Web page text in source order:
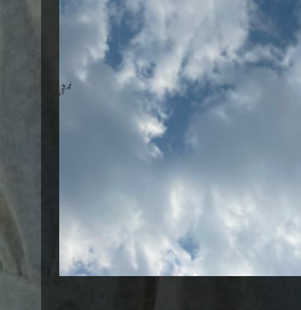
スタッフ staff
協賛